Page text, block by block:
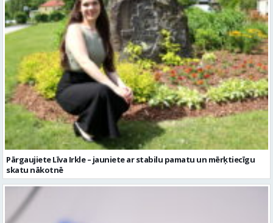
Pārgaujiete Līva Irkle – jauniete ar stabilu pamatu un mērķtiecīgu
skatu nākotnē